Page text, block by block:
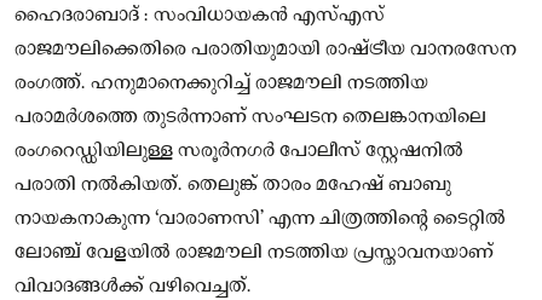
ഹൈദരാബാദ് : സംവിധായകൻ എസ്എസ്
രാജമൗലിക്കെതിരെ പരാതിയുമായി രാഷ്ട്രീയ വാനരസേന
രംഗത്ത്. ഹനുമാനെക്കുറിച്ച് രാജമൗലി നടത്തിയ
പരാമർശത്തെ തുടർന്നാണ് സംഘടന തെലങ്കാനയിലെ
രംഗറെഡ്ഡിയിലുള്ള സരൂർനഗർ പോലീസ് സ്റ്റേഷനിൽ
പരാതി നൽകിയത്. തെലുങ്ക് താരം മഹേഷ് ബാബു
നായകനാകുന്ന ‘വാരാണസി’ എന്ന ചിത്രത്തിന്റെ ടൈറ്റിൽ
ലോഞ്ച് വേളയിൽ രാജമൗലി നടത്തിയ പ്രസ്താവനയാണ്
വിവാദങ്ങൾക്ക് വഴിവെച്ചത്.